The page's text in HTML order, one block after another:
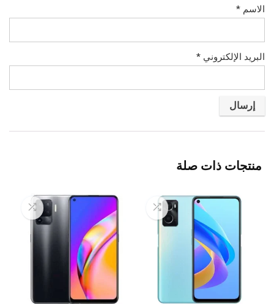
الاسم *
البريد الإلكتروني *
منتجات ذات صلة